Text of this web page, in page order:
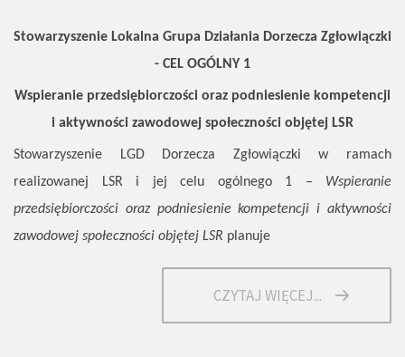
Stowarzyszenie Lokalna Grupa Działania Dorzecza Zgłowiączki
- CEL OGÓLNY 1
Wspieranie przedsiębiorczości oraz podniesienie kompetencji
i aktywności zawodowej społeczności objętej LSR
Stowarzyszenie LGD Dorzecza Zgłowiączki w ramach
realizowanej LSR i jej celu ogólnego 1 – Wspieranie
przedsiębiorczości oraz podniesienie kompetencji i aktywności
zawodowej społeczności objętej LSR planuje
CZYTAJ WIĘCEJ...